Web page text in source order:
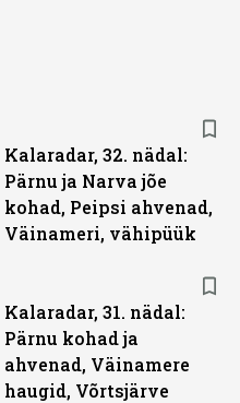
Kalaradar, 32. nädal:
Pärnu ja Narva jõe
kohad, Peipsi ahvenad,
Väinameri, vähipüük
Kalaradar, 31. nädal:
Pärnu kohad ja
ahvenad, Väinamere
haugid, Võrtsjärve